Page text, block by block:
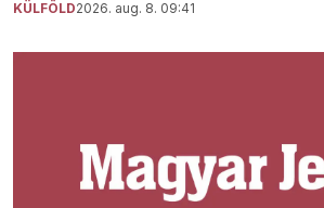
KÜLFÖLD2026. aug. 8. 09:41